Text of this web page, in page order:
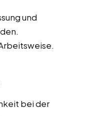
und
bei der